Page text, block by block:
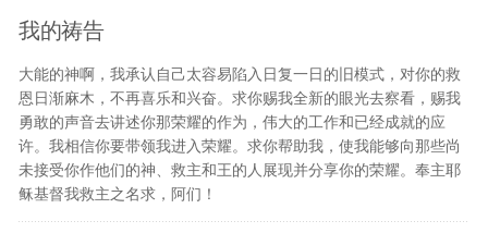
我的祷告
大能的神啊，我承认自己太容易陷入日复一日的旧模式，对你的救
恩日渐麻木，不再喜乐和兴奋。求你赐我全新的眼光去察看，赐我
勇敢的声音去讲述你那荣耀的作为，伟大的工作和已经成就的应
许。我相信你要带领我进入荣耀。求你帮助我，使我能够向那些尚
未接受你作他们的神、救主和王的人展现并分享你的荣耀。奉主耶
稣基督我救主之名求，阿们！